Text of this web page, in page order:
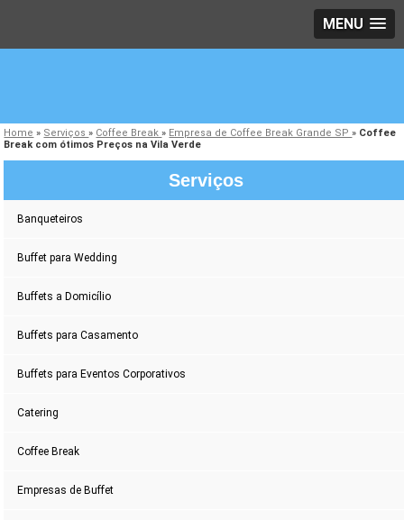
MENU
Home » Serviços» Coffee Break» Empresa de Coffee Break Grande SP» Coffee
Break com ótimos Preços na Vila Verde
Serviços
Banqueteiros
Buffet para Wedding
Buffets a Domicílio
Buffets para Casamento
Buffets para Eventos Corporativos
Catering
Coffee Break
Empresas de Buffet